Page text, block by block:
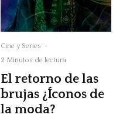
Cine y Series
·
2 Minutos de lectura
El retorno de las
brujas ¿Íconos de
la moda?